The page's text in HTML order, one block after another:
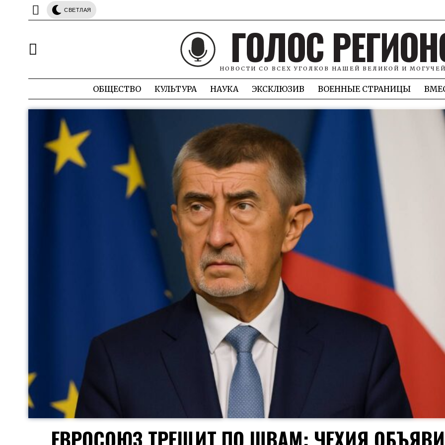
СВЕТЛАЯ
ГОЛОС
НОВОСТИ СО ВСЕХ УГОЛКОВ НАШЕЙ ВЕЛИКОЙ И
ОБЩЕСТВО КУЛЬТУРА НАУКА ЭКСКЛЮЗИВ ВОЕННЫЕ СТРАНИЦЫ